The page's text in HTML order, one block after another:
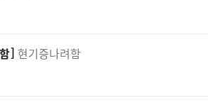
현기증나려함